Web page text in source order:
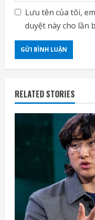
Lưu tên của tôi,
duyệt này cho lần
RELATED STORIES